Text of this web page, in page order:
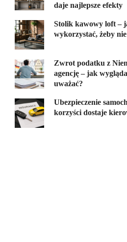
daje najlepsze efekty
Stolik kawowy loft –
wykorzystać, żeby
Zwrot podatku z
agencję – jak
uważać?
Ubezpieczenie
korzyści dostaje